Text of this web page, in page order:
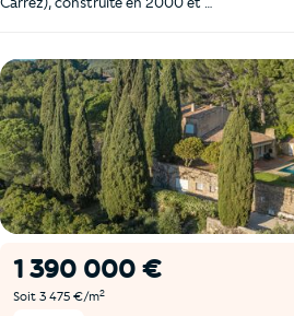
1 390 000 €
Soit 3 475 €/m2